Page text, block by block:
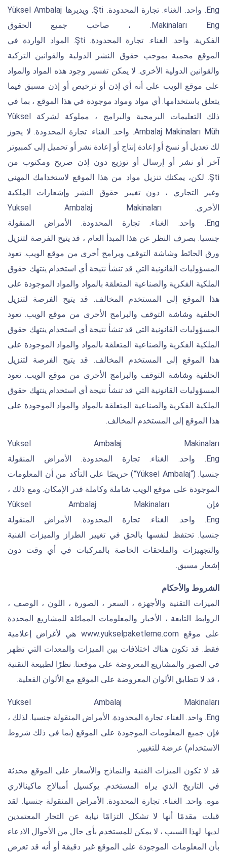
Eng. واحد. الغناء. تجارة المحدودة. Şti. ويديرها Yüksel Ambalaj
Makinaları Eng. ، صاحب جميع الحقوق
الفكرية. واحد. الغناء. تجارة المحدودة. Şti. المواد الواردة في
الموقع محمية بموجب حقوق النشر الدولية والقوانين التركية
والقوانين الدولية الأخرى. لا يمكن تفسير وجود هذه المواد والمواد
على موقع الويب على أنه أي إذن أو ترخيص أو إذن مسبق فيما
يتعلق باستخدامها. أي مواد ومواد موجودة في هذا الموقع ، بما في
ذلك التعليمات البرمجية والبرامج ، مملوكة لشركة Yüksel
Ambalaj Makinaları Müh. واحد. الغناء. تجارة المحدودة. لا يجوز
لك تعديل أو نسخ أو إعادة إنتاج أو إعادة نشر أو تحميل إلى كمبيوتر
آخر أو نشر أو إرسال أو توزيع دون إذن صريح ومكتوب من
Şti. لكن، يمكنك تنزيل مواد من هذا الموقع لاستخدامك المهني
وغير التجاري ، دون تغيير حقوق النشر وإشعارات الملكية
الأخرى. Yuksel Ambalaj Makinaları
Eng. واحد. الغناء. تجارة المحدودة. الأمراض المنقولة
جنسيا. بصرف النظر عن هذا المبدأ العام ، قد يتيح الفرصة لتنزيل
ورق الحائط وشاشة التوقف وبرامج أخرى من موقع الويب. تعود
المسؤوليات القانونية التي قد تنشأ نتيجة أي استخدام ينتهك حقوق
الملكية الفكرية والصناعية المتعلقة بالمواد والمواد الموجودة على
هذا الموقع إلى المستخدم المخالف. قد يتيح الفرصة لتنزيل
الخلفية وشاشة التوقف والبرامج الأخرى من موقع الويب. تعود
المسؤوليات القانونية التي قد تنشأ نتيجة أي استخدام ينتهك حقوق
الملكية الفكرية والصناعية المتعلقة بالمواد والمواد الموجودة على
هذا الموقع إلى المستخدم المخالف. قد يتيح الفرصة لتنزيل
الخلفية وشاشة التوقف والبرامج الأخرى من موقع الويب. تعود
المسؤوليات القانونية التي قد تنشأ نتيجة أي استخدام ينتهك حقوق
الملكية الفكرية والصناعية المتعلقة بالمواد والمواد الموجودة على
هذا الموقع إلى المستخدم المخالف.
Yuksel Ambalaj Makinaları
Eng. واحد. الغناء. تجارة المحدودة. الأمراض المنقولة
جنسيا. (“Yüksel Ambalaj”) حريصًا على التأكد من أن المعلومات
الموجودة على موقع الويب شاملة وكاملة قدر الإمكان. ومع ذلك ،
فإن Yüksel Ambalaj Makinaları
Eng. واحد. الغناء. تجارة المحدودة. الأمراض المنقولة
جنسيا. تحتفظ لنفسها بالحق في تغيير الطراز والميزات الفنية
والتجهيزات والملحقات الخاصة بالمركبات في أي وقت دون
إشعار مسبق.
الشروط والأحكام
الميزات التقنية والأجهزة ، السعر ، الصورة ، اللون ، الوصف ،
الروابط التابعة ، الأخبار والمعلومات المماثلة للمشاريع المحددة
على موقع www.yukselpaketleme.com هي لأغراض إعلامية
فقط. قد تكون هناك اختلافات بين الميزات والمعدات التي تظهر
في الصور والمشاريع المعروضة على موقعنا. نظرًا لطبيعة التقنية
، قد لا تتطابق الألوان المعروضة على الموقع مع الألوان الفعلية.
Yuksel Ambalaj Makinaları
Eng. واحد. الغناء. تجارة المحدودة. الأمراض المنقولة جنسيا. لذلك ،
فإن جميع المعلومات الموجودة على الموقع (بما في ذلك شروط
الاستخدام) عرضة للتغيير.
قد لا تكون الميزات الفنية والنماذج والأسعار على الموقع محدثة
في التاريخ الذي يراه المستخدم. يوكسيل أمبالاج ماكينالاري
موه. واحد. الغناء. تجارة المحدودة. الأمراض المنقولة جنسيا. لقد
قبلت مقدمًا أنها لا تشكل التزامًا نيابة عن التجار المعتمدين
لديها. لهذا السبب ، لا يمكن للمستخدم بأي حال من الأحوال الادعاء
بأن المعلومات الموجودة على الموقع غير دقيقة أو أنه قد تعرض